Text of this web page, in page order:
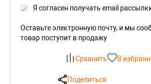
Я согласен получать email
Оставьте электронную почту, и мы
товар поступит в продажу
Сравнить В
Поделиться